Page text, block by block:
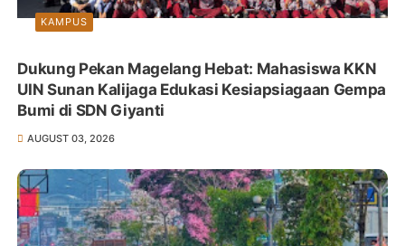
KAMPUS
Dukung Pekan Magelang Hebat: Mahasiswa KKN
UIN Sunan Kalijaga Edukasi Kesiapsiagaan Gempa
Bumi di SDN Giyanti
AUGUST 03, 2026